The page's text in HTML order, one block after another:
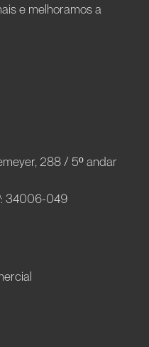
e melhoramos a
288 / 5º andar
34006-049